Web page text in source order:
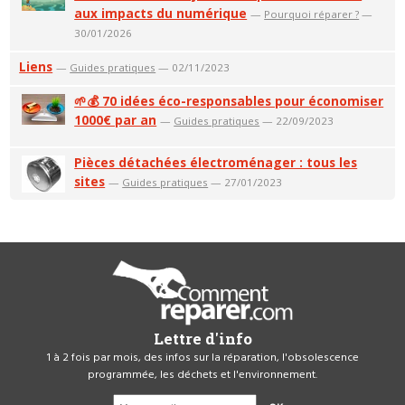
aux impacts du numérique — Pourquoi réparer ? —
30/01/2026
Liens — Guides pratiques — 02/11/2023
🌱💰 70 idées éco-responsables pour économiser
1000€ par an — Guides pratiques — 22/09/2023
Pièces détachées électroménager : tous les
sites — Guides pratiques — 27/01/2023
Lettre d'info
1 à 2 fois par mois, des infos sur la réparation, l'obsolescence
programmée, les déchets et l'environnement.